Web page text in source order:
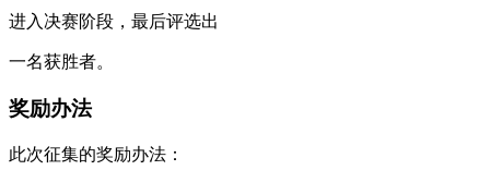
进入决赛阶段，最后评选出
一名获胜者。
奖励办法
此次征集的奖励办法：